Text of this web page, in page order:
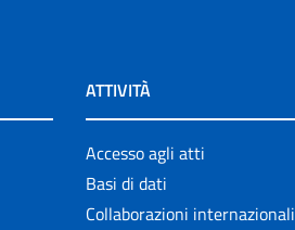
ATTIVITÀ
Accesso agli atti
Basi di dati
Collaborazioni internazionali